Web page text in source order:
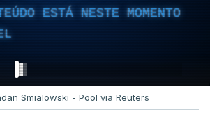
ESTÁ NESTE MOMENTO
Smialowski - Pool via Reuters